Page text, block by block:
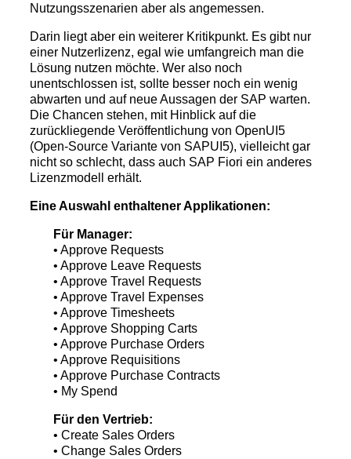
Nutzungsszenarien aber als angemessen.
Darin liegt aber ein weiterer Kritikpunkt. Es gibt nur
einer Nutzerlizenz, egal wie umfangreich man die
Lösung nutzen möchte. Wer also noch
unentschlossen ist, sollte besser noch ein wenig
abwarten und auf neue Aussagen der SAP warten.
Die Chancen stehen, mit Hinblick auf die
zurückliegende Veröffentlichung von OpenUI5
(Open-Source Variante von SAPUI5), vielleicht gar
nicht so schlecht, dass auch SAP Fiori ein anderes
Lizenzmodell erhält.
Eine Auswahl enthaltener Applikationen:
Für Manager:
• Approve Requests
• Approve Leave Requests
• Approve Travel Requests
• Approve Travel Expenses
• Approve Timesheets
• Approve Shopping Carts
• Approve Purchase Orders
• Approve Requisitions
• Approve Purchase Contracts
• My Spend
Für den Vertrieb:
• Create Sales Orders
• Change Sales Orders